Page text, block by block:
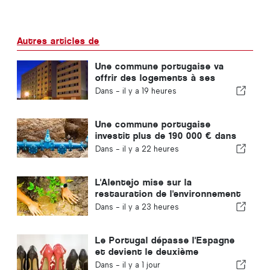
Autres articles de
Une commune portugaise va
offrir des logements à ses
habitants
Dans - il y a 19 heures
Une commune portugaise
investit plus de 190 000 € dans
l'approvisionnement en eau
Dans - il y a 22 heures
L'Alentejo mise sur la
restauration de l'environnement
grâce aux fonds européens
Dans - il y a 23 heures
Le Portugal dépasse l'Espagne
et devient le deuxième
producteur européen de
Dans - il y a 1 jour